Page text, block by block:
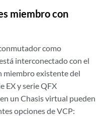
miembro con
como
interconectado con el
miembro existente del
EX y serie QFX
un Chasis virtual pueden
opciones de VCP: